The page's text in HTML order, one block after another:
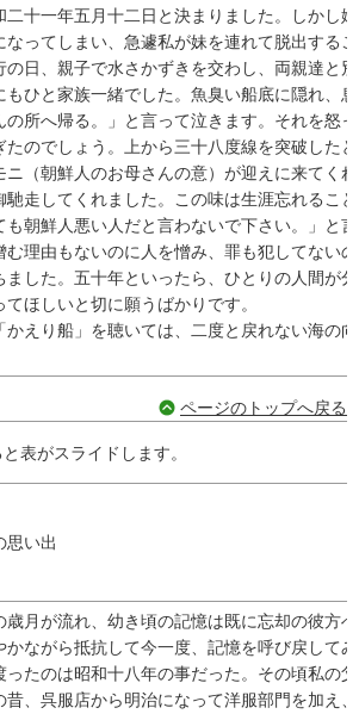
十一年五月十二日と決まりました。しかし
なってしまい、急遽私が妹を連れて脱出する
の日、親子で水さかずきを交わし、両親達と
もひと家族一緒でした。魚臭い船底に隠れ、
の所へ帰る。」と言って泣きます。それを
たのでしょう。上から三十八度線を突破した
ニ（朝鮮人のお母さんの意）が迎えに来てく
馳走してくれました。この味は生涯忘れるこ
も朝鮮人悪い人だと言わないで下さい。」と
む理由もないのに人を憎み、罪も犯してない
した。五十年といったら、ひとりの人間が
ほしいと切に願うばかりです。
えり船」を聴いては、二度と戻れない海の
ページのトップへ戻る
表がスライドします。
思い出
月が流れ、幼き頃の記憶は既に忘却の彼方
かながら抵抗して今一度、記憶を呼び戻して
たのは昭和十八年の事だった。その頃私の
昔、呉服店から明治になって洋服部門を加え